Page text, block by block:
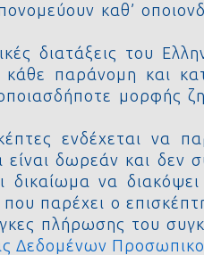
καθ’
διατάξεις του
κάθε παράνομη και
μορφής
ενδέχεται να
δωρεάν και δεν
δικαίωμα να
παρέχει ο
πλήρωσης του
Δεδομένων